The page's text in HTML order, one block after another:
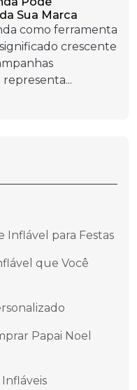
Sua Marca
como ferramenta
crescente
Inflável para Festas
que Você
Papai Noel
Infláveis